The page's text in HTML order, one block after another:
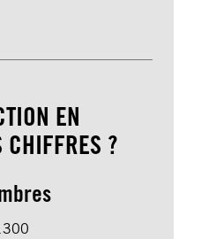
EN
CHIFFRES ?